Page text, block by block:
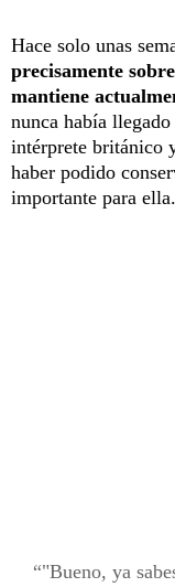
Hace solo unas
precisamente
mantiene
nunca había
intérprete británico
haber podido
importante para ella.
"Bueno, ya